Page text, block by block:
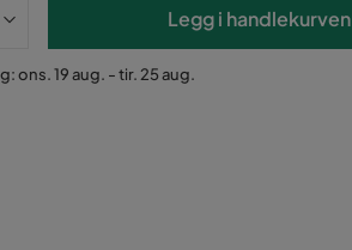
Legg i handlekurven
ons. 19 aug. - tir. 25 aug.